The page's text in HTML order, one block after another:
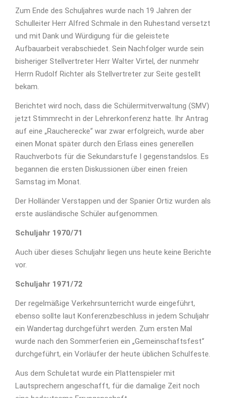
Zum Ende des Schuljahres wurde nach 19 Jahren der
Schulleiter Herr Alfred Schmale in den Ruhestand versetzt
und mit Dank und Würdigung für die geleistete
Aufbauarbeit verabschiedet. Sein Nachfolger wurde sein
bisheriger Stellvertreter Herr Walter Virtel, der nunmehr
Herrn Rudolf Richter als Stellvertreter zur Seite gestellt
bekam.
Berichtet wird noch, dass die Schülermitverwaltung (SMV)
jetzt Stimmrecht in der Lehrerkonferenz hatte. Ihr Antrag
auf eine „Raucherecke“ war zwar erfolgreich, wurde aber
einen Monat später durch den Erlass eines generellen
Rauchverbots für die Sekundarstufe I gegenstandslos. Es
begannen die ersten Diskussionen über einen freien
Samstag im Monat.
Der Holländer Verstappen und der Spanier Ortiz wurden als
erste ausländische Schüler aufgenommen.
Schuljahr 1970/71
Auch über dieses Schuljahr liegen uns heute keine Berichte
vor.
Schuljahr 1971/72
Der regelmäßige Verkehrsunterricht wurde eingeführt,
ebenso sollte laut Konferenzbeschluss in jedem Schuljahr
ein Wandertag durchgeführt werden. Zum ersten Mal
wurde nach den Sommerferien ein „Gemeinschaftsfest“
durchgeführt, ein Vorläufer der heute üblichen Schulfeste.
Aus dem Schuletat wurde ein Plattenspieler mit
Lautsprechern angeschafft, für die damalige Zeit noch